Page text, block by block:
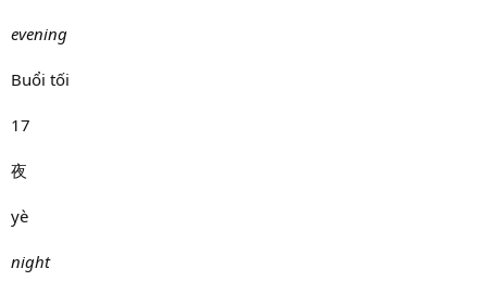
evening
Buổi tối
17
夜
yè
night